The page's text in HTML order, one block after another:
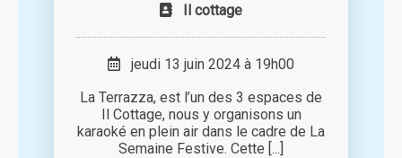
Il cottage
jeudi 13 juin 2024 à 19h00
La Terrazza, est l’un des 3 espaces de
Il Cottage, nous y organisons un
karaoké en plein air dans le cadre de La
Semaine Festive. Cette [...]